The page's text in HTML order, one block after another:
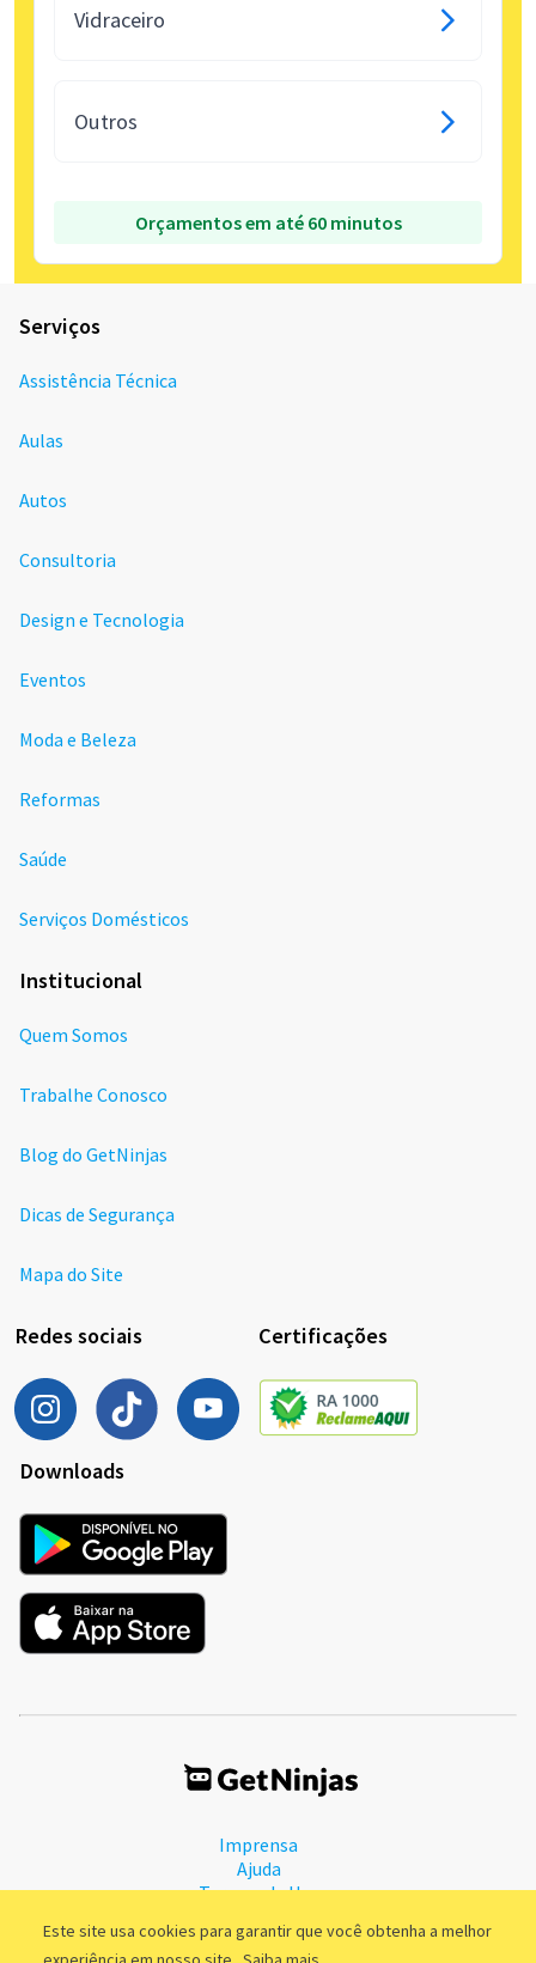
Este site usa cookies para garantir que você obtenha a melhor
Vidraceiro
Outros
Orçamentos em até 60 minutos
Serviços
Assistência Técnica
Aulas
Autos
Consultoria
Design e Tecnologia
Eventos
Moda e Beleza
Reformas
Saúde
Serviços Domésticos
Institucional
Quem Somos
Trabalhe Conosco
Blog do GetNinjas
Dicas de Segurança
Mapa do Site
Redes sociais Certificações
Downloads
Imprensa
Ajuda
Termos de Uso